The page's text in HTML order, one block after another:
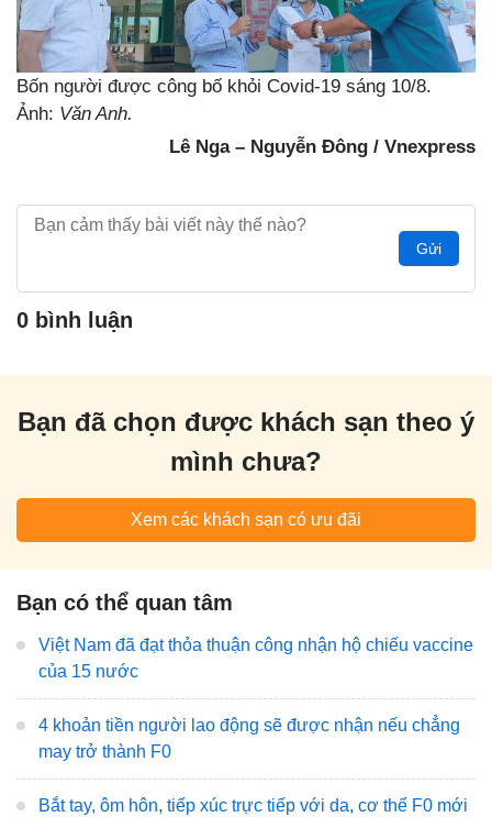
Bốn người được công bố khỏi Covid-19 sáng 10/8.
Ảnh: Văn Anh.
Lê Nga – Nguyễn Đông / Vnexpress
Gửi
0 bình luận
Bạn đã chọn được khách sạn theo ý
mình chưa?
Xem các khách sạn có ưu đãi
Bạn có thể quan tâm
Việt Nam đã đạt thỏa thuận công nhận hộ chiếu vaccine
của 15 nước
4 khoản tiền người lao động sẽ được nhận nếu chẳng
may trở thành F0
Bắt tay, ôm hôn, tiếp xúc trực tiếp với da, cơ thể F0 mới